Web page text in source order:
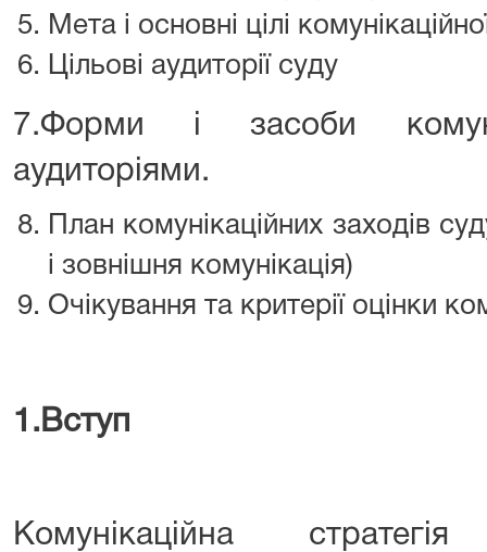
Мета і основні цілі
Цільові аудиторії суду
7.Форми і засоби
аудиторіями.
План комунікаційних заходів
і зовнішня комунікація)
Очікування та критерії оцінки
1. Вступ
Комунікаційна